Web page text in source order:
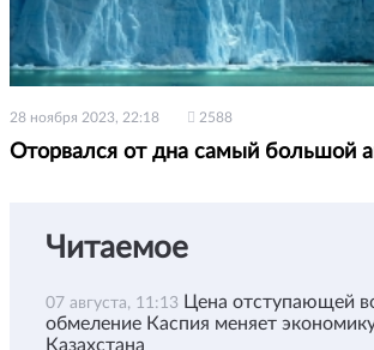
28 ноября 2023, 22:18 2588
Оторвался от дна самый большой
Читаемое
07 августа, 11:13 Цена отступающей
обмеление Каспия меняет
Казахстана